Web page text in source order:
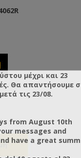
μέχρι και 23
Θα απαντήσουμε
τις 23/08.
from August 10th
messages and
have a great